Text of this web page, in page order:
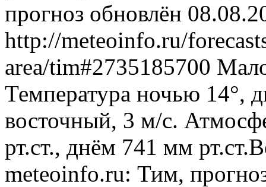
прогноз обновлён
http://meteoinfo.ru/
area/tim#2735185700
Температура ночью 14°,
восточный, 3 м/с.
рт.ст., днём 741 мм
meteoinfo.ru: Тим,